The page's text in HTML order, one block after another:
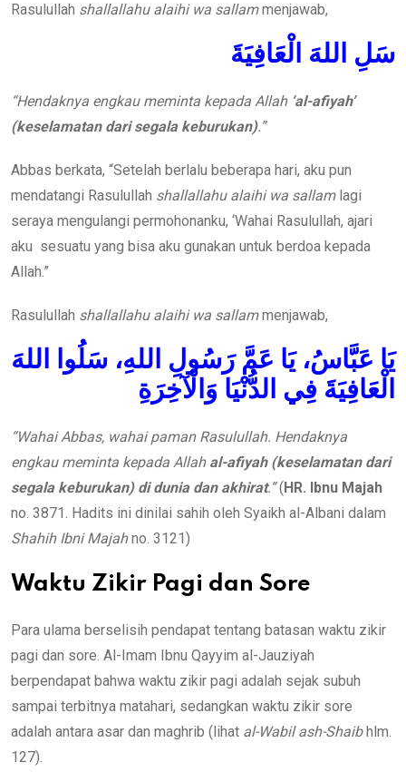
Rasulullah shallallahu alaihi wa sallammenjawab,
سَلِ اللهَ الْعَافِيَةَ
“Hendaknya engkau meminta kepada Allah ‘al-afiyah’
(keselamatan dari segala keburukan).”
Abbas berkata, “Setelah berlalu beberapa hari, aku pun
mendatangi Rasulullah shallallahu alaihi wa sallamlagi
seraya mengulangi permohonanku, ‘Wahai Rasulullah, ajari
aku sesuatu yang bisa aku gunakan untuk berdoa kepada
Allah.”
Rasulullah shallallahu alaihi wa sallammenjawab,
يَا عَبَّاسُ، يَا عَمَّ رَسُولِ اللهِ، سَلُوا اللهَ
الْعَافِيَةَ فِي الدُّنْيَا وَالْآخِرَةِ
“Wahai Abbas, wahai paman Rasulullah. Hendaknya
engkau meminta kepada Allah al-afiyah (keselamatan dari
segala keburukan) di dunia dan akhirat.”( HR. Ibnu Majah
no. 3871. Hadits ini dinilai sahih oleh Syaikh al-Albani dalam
Shahih Ibni Majahno. 3121)
Waktu Zikir Pagi dan Sore
Para ulama berselisih pendapat tentang batasan waktu zikir
pagi dan sore. Al-Imam Ibnu Qayyim al-Jauziyah
berpendapat bahwa waktu zikir pagi adalah sejak subuh
sampai terbitnya matahari, sedangkan waktu zikir sore
adalah antara asar dan maghrib (lihat al-Wabil ash-Shaib hlm.
127).